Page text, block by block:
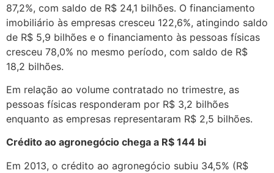
87,2%, com saldo de R$ 24,1 bilhões. O financiamento
imobiliário às empresas cresceu 122,6%, atingindo saldo
de R$ 5,9 bilhões e o financiamento às pessoas físicas
cresceu 78,0% no mesmo período, com saldo de R$
18,2 bilhões.
Em relação ao volume contratado no trimestre, as
pessoas físicas responderam por R$ 3,2 bilhões
enquanto as empresas representaram R$ 2,5 bilhões.
Crédito ao agronegócio chega a R$ 144 bi
Em 2013, o crédito ao agronegócio subiu 34,5% (R$